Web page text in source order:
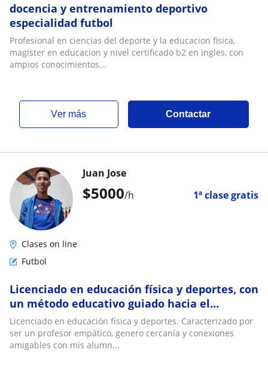
docencia y entrenamiento deportivo
especialidad futbol
Profesional en ciencias del deporte y la educacion fisica,
magister en educacion y nivel certificado b2 en ingles, con
ampios conocimientos...
ver más Contactar
$5000/h 1ª clase gratis
Juan Jose
Clases on line
Futbol
Licenciado en educación física y deportes, con
un método educativo guiado hacia el
aprendizaje por experiencias enriquecedoras
Licenciado en educación física y deportes. Caracterizado por
ser un profesor empático, genero cercanía y conexiones
amigables con mis alumn...